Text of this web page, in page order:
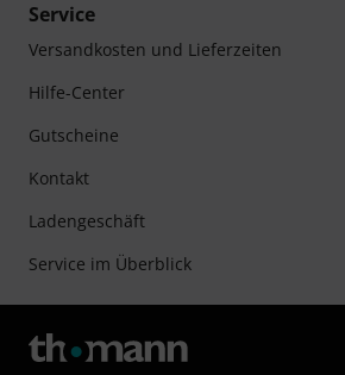
Service
Versandkosten und Lieferzeiten
Hilfe-Center
Gutscheine
Kontakt
Ladengeschäft
Service im Überblick